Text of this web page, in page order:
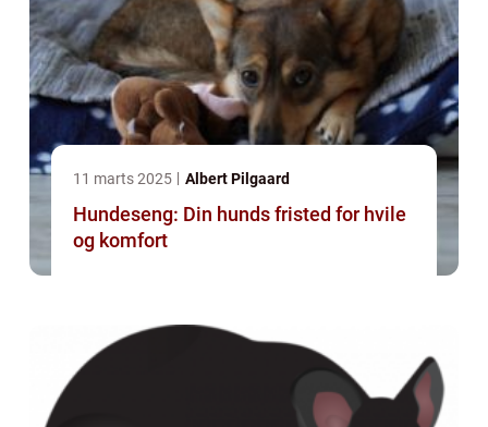
11 marts 2025 Albert Pilgaard
Hundeseng: Din hunds fristed for hvile
og komfort